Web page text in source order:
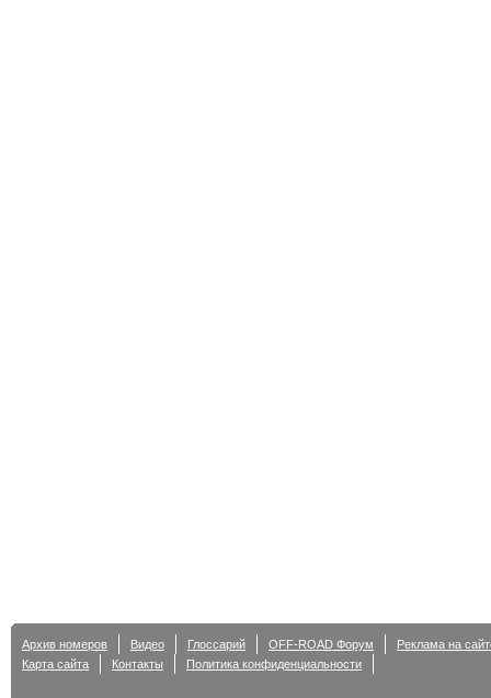
Архив номеров Видео Глоссарий OFF-ROAD Форум
Реклама на
Карта сайта
Контакты Политика конфиденциальности